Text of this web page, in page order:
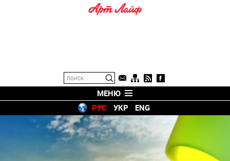
МЕНЮ
РУС
УКР ENG